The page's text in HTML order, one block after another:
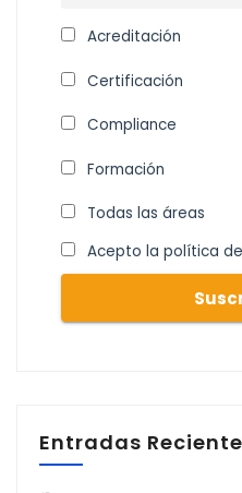
Acreditación
Certificación
Compliance
Formación
Todas las áreas
Acepto la política
Entradas